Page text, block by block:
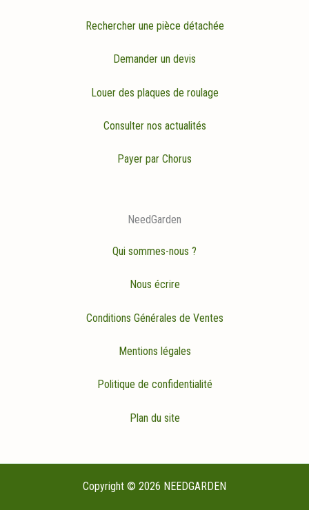
Rechercher une pièce détachée
Demander un devis
Louer des plaques de roulage
Consulter nos actualités
Payer par Chorus
NeedGarden
Qui sommes-nous ?
Nous écrire
Conditions Générales de Ventes
Mentions légales
Politique de confidentialité
Plan du site
Copyright © 2026 NEEDGARDEN